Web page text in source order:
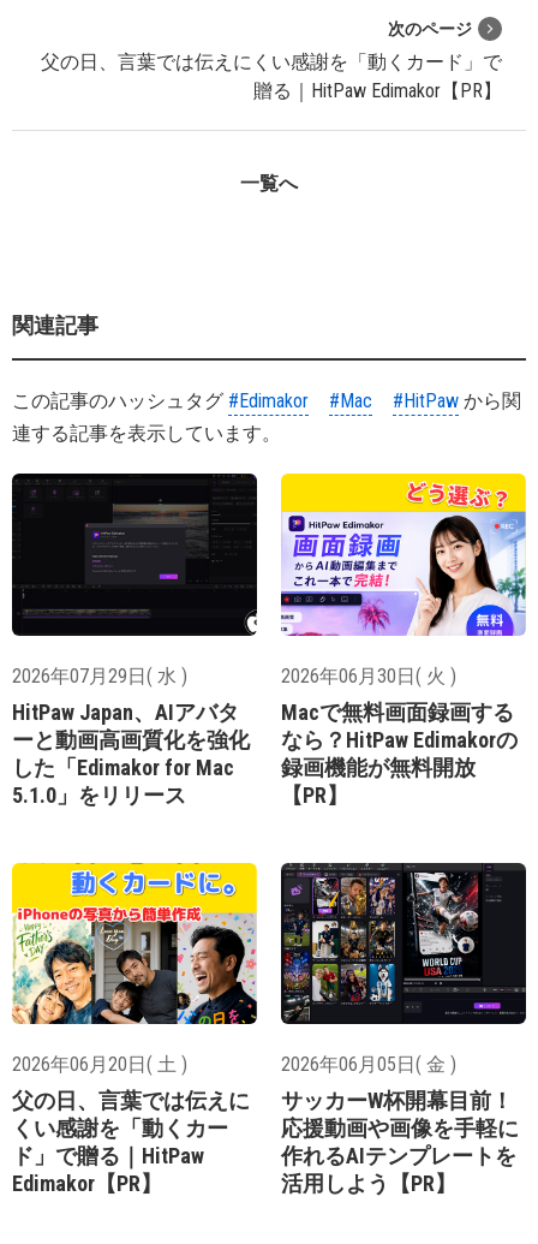
次のページ
父の日、言葉では伝えにくい感謝を「動くカード」で
贈る｜HitPaw Edimakor【PR】
一覧へ
関連記事
この記事のハッシュタグ #Edimakor #Mac #HitPaw から関
連する記事を表示しています。
2026年07月29日( 水 )
HitPaw Japan、AIアバタ
ーと動画高画質化を強化
した「Edimakor for Mac
5.1.0」をリリース
2026年06月30日( 火 )
Macで無料画面録画する
なら？HitPaw Edimakorの
録画機能が無料開放
【PR】
2026年06月20日( 土 )
父の日、言葉では伝えに
くい感謝を「動くカー
ド」で贈る｜HitPaw
Edimakor【PR】
2026年06月05日( 金 )
サッカーW杯開幕目前！
応援動画や画像を手軽に
作れるAIテンプレートを
活用しよう【PR】